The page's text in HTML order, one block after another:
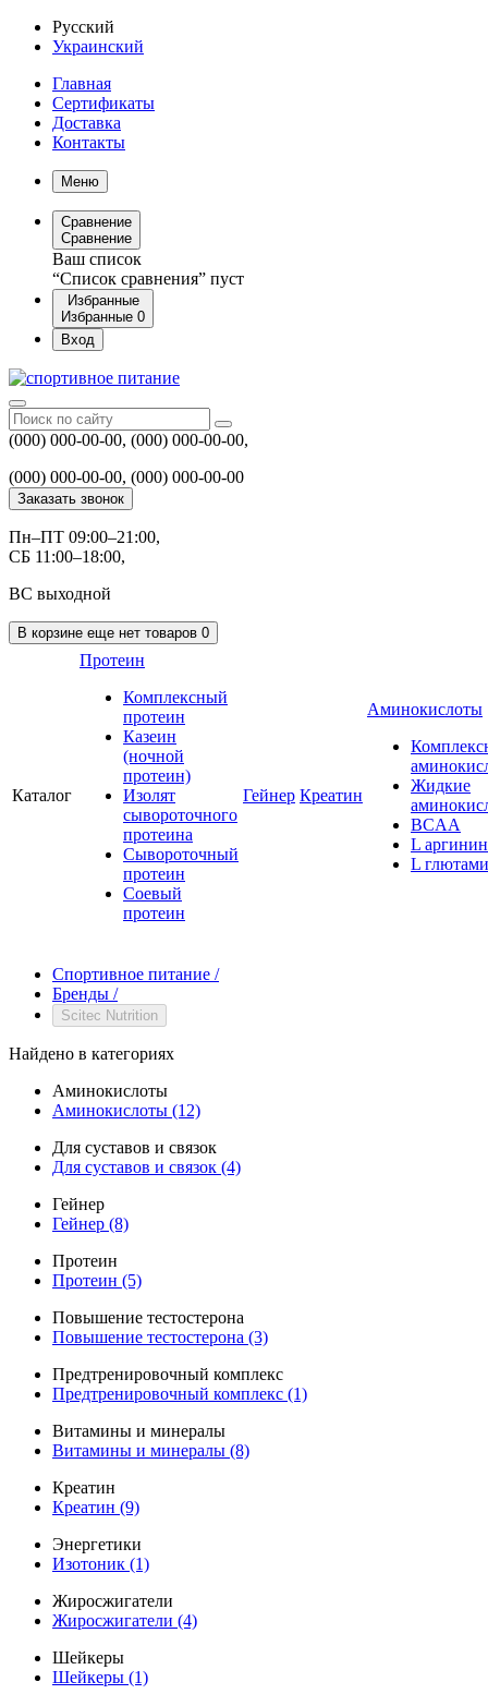
Русский
Украинский
Главная
Сертификаты
Доставка
Контакты
Меню
Сравнение
Сравнение
Ваш список
“Список сравнения” пуст
Избранные
Избранные 0
Вход
(000) 000-00-00, (000) 000-00-00,
(000) 000-00-00, (000) 000-00-00
Заказать звонок
Пн–ПТ 09:00–21:00,
СБ 11:00–18:00,
ВС выходной
В корзине еще нет товаров 0
Каталог
Протеин
Комплексный
протеин
Казеин
(ночной
протеин)
Изолят
сывороточного
протеина
Сывороточный
протеин
Соевый
протеин
Гейнер Креатин
Аминокислоты
Жидкие
BCAA
L аргинин
L
Спортивное питание /
Бренды /
Scitec Nutrition
Найдено в категориях
Аминокислоты
Аминокислоты (12)
Для суставов и связок
Для суставов и связок (4)
Гейнер
Гейнер (8)
Протеин
Протеин (5)
Повышение тестостерона
Повышение тестостерона (3)
Предтренировочный комплекс
Предтренировочный комплекс (1)
Витамины и минералы
Витамины и минералы (8)
Креатин
Креатин (9)
Энергетики
Изотоник (1)
Жиросжигатели
Жиросжигатели (4)
Шейкеры
Шейкеры (1)